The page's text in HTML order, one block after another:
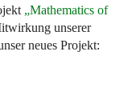
„Mathematics of
unserer
neues Projekt: